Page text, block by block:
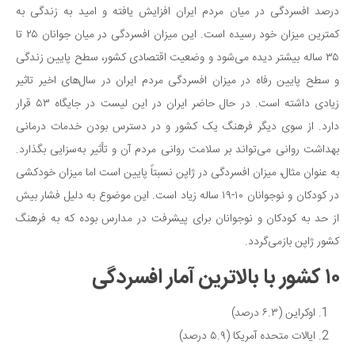
درصد افسردگی در میان مردم ایران افزایش یافته و امید به زندگی به
کمترین میزان خود رسیده است. این میزان افسردگی در میان جوانان ۲۵ تا
۳۵ ساله بیشتر دیده می‌شود و وضعیت اقتصادی کشور، سطح پایین زندگی
و سطح پایین رفاه در میزان افسردگی مردم ایران در سال‌های اخیر تاثیر
زیادی داشته است. در حال حاضر ایران در این لیست در جایگاه ۵۳ قرار
دارد. از سوی دیگر فرهنگ یک کشور و در دسترس بودن خدمات درمانی
بهداشت روانی می‌تواند بر سلامت روانی مردم آن و تأثیر به‌سزایی بگذارد.
به عنوان مثال، میزان افسردگی در ژاپن نسبتاً پایین است اما میزان خودکشی
در کودکان و نوجوانان ۱۰-۱۹ ساله زیاد است. این موضوع به دلیل فشار بیش
از حد به کودکان و نوجوانان برای پیشرفت در مدارس بوده که به فرهنگ
کشور ژاپن بازمی‌گردد.
۱۰ کشور با بالاترین آمار افسردگی
اوکراین (۶.۳ درصد)
ایالات متحده آمریکا (۵.۹ درصد)